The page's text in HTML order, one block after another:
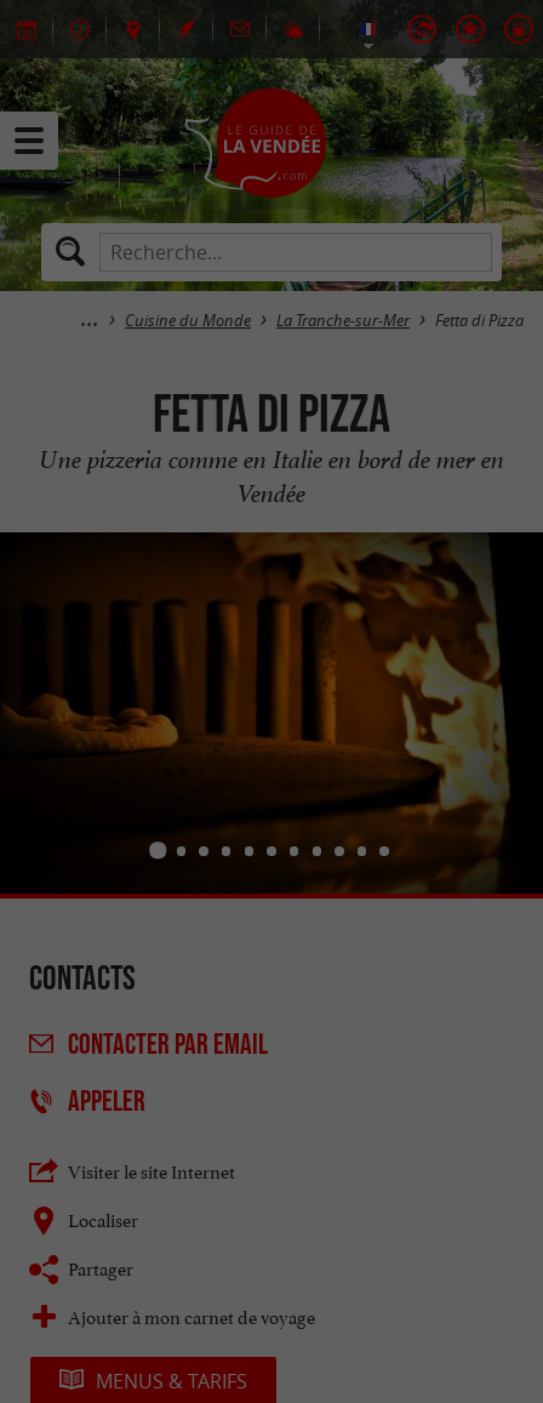
Cuisine du Monde La Tranche-sur-Mer Fetta di Pizza
Fetta di Pizza
Une pizzeria comme en Italie en bord de mer en
Vendée
Contacts
CONTACTER PAR EMAIL
APPELER
Visiter le site Internet
Localiser
Partager
Ajouter à mon carnet de voyage
MENUS & TARIFS